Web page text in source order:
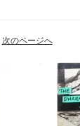
次のページへ